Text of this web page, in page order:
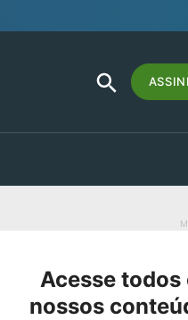
Search
for:
SEARCH
BUTTON
Acesse todos
nossos